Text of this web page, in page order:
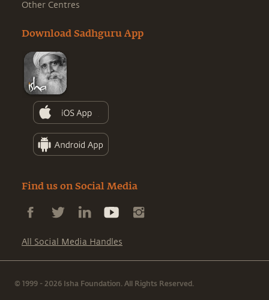
Other Centres
Download Sadhguru App
Find us on Social Media
All Social Media Handles
© 1999 - 2026 Isha Foundation. All Rights Reserved.